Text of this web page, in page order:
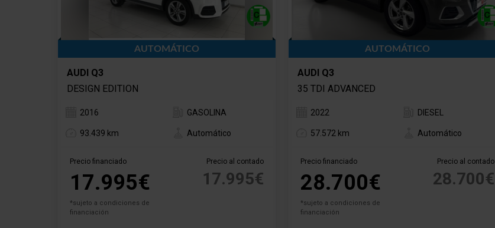
AUTOMÁTICO
AUDI Q3
DESIGN EDITION
2016 GASOLINA
93.439 km Automático
Precio financiado
17.995€
*sujeto a condiciones de
financiación
Precio al contado
17.995€
AUTOMÁTICO
AUDI Q3
35 TDI ADVANCED
2022 DIESEL
57.572 km Automático
Precio financiado
28.700€
*sujeto a condiciones de
financiación
Precio al contado
28.700€